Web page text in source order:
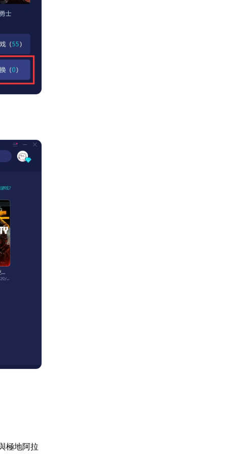
極地阿拉